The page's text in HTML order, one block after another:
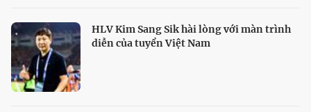
HLV Kim Sang Sik hài lòng với màn trình
diễn của tuyển Việt Nam